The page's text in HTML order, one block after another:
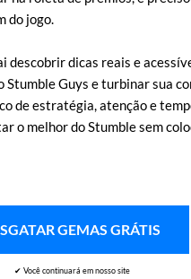
do jogo.
descobrir dicas reais e
Stumble Guys e turbinar sua
de estratégia, atenção e
o melhor do Stumble sem
GEMAS GRÁTIS
✔ Você continuará em nosso site